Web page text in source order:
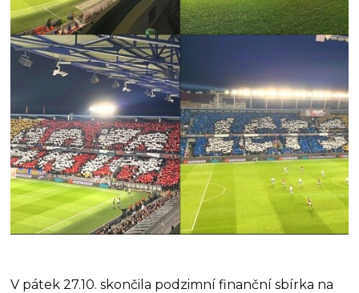
V pátek 27.10. skončila podzimní finanční sbírka na